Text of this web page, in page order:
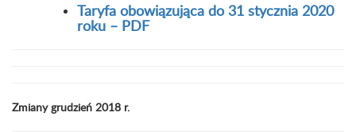
Taryfa obowiązująca do 31 stycznia 2020
roku – PDF
Zmiany grudzień 2018 r.